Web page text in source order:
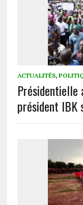
ACTUALITÉS,
Présidentielle
président IBK